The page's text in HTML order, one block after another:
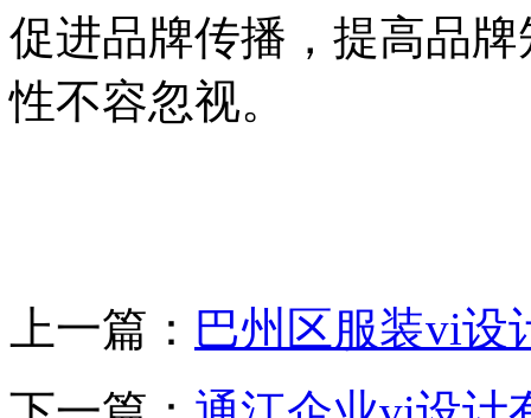
促进品牌传播，提高品
性不容忽视。
上一篇： 巴州区服装vi设